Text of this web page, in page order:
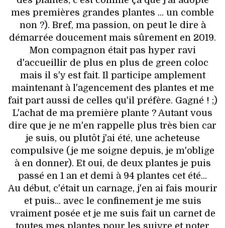
mes premières grandes plantes ... un comble
non ?). Bref, ma passion, on peut le dire à
démarrée doucement mais sûrement en 2019.
Mon compagnon était pas hyper ravi
d'accueillir de plus en plus de green coloc
mais il s'y est fait. Il participe amplement
maintenant à l'agencement des plantes et me
fait part aussi de celles qu'il préfère. Gagné ! ;)
L'achat de ma première plante ? Autant vous
dire que je ne m'en rappelle plus très bien car
je suis, ou plutôt j'ai été, une acheteuse
compulsive (je me soigne depuis, je m'oblige
à en donner). Et oui, de deux plantes je puis
passé en 1 an et demi à 94 plantes cet été...
Au début, c'était un carnage, j'en ai fais mourir
et puis... avec le confinement je me suis
vraiment posée et je me suis fait un carnet de
toutes mes plantes pour les suivre et noter